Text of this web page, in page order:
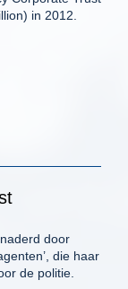
in 2012.
door
die haar
de politie.